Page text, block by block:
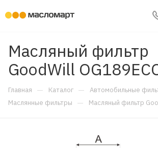
Масляный фильтр
GoodWill
Главная — Каталог — Автомобильные
Маслянные фильтры — Масляный фильтр